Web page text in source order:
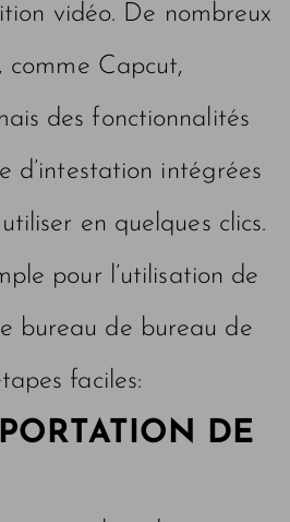
vidéo. De nombreux
comme Capcut,
des fonctionnalités
d’intestation intégrées
en quelques clics.
pour l’utilisation de
bureau de bureau de
faciles:
DE